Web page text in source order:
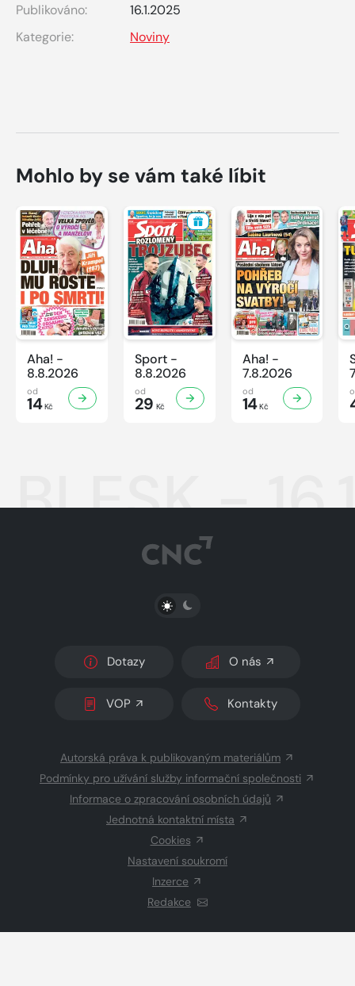
Publikováno:
16.1.2025
Kategorie:
Noviny
Mohlo by se vám také líbit
Aha! -
8.8.2026
od
14Kč
Sport -
8.8.2026
od
29 Kč
Aha! -
7.8.2026
od
14Kč
BLESK -
PŘEPNOUT SVĚTLÝ/TMAVÝ REŽIM
Dotazy O nás
VOP Kontakty
Autorská práva k publikovaným materiálům
Podmínky pro užívání služby informační společnosti
Informace o zpracování osobních údajů
Jednotná kontaktní místa
Cookies
Nastavení soukromí
Inzerce
Redakce